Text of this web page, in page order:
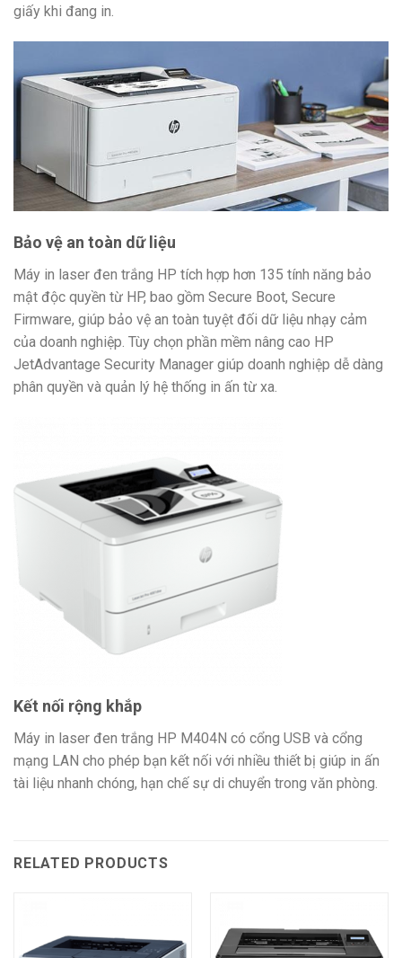
giấy khi đang in.
Bảo vệ an toàn dữ liệu
Máy in laser đen trắng HP tích hợp hơn 135 tính năng bảo
mật độc quyền từ HP, bao gồm Secure Boot, Secure
Firmware, giúp bảo vệ an toàn tuyệt đối dữ liệu nhạy cảm
của doanh nghiệp. Tùy chọn phần mềm nâng cao HP
JetAdvantage Security Manager giúp doanh nghiệp dễ dàng
phân quyền và quản lý hệ thống in ấn từ xa.
Kết nối rộng khắp
Máy in laser đen trắng HP M404N có cổng USB và cổng
mạng LAN cho phép bạn kết nối với nhiều thiết bị giúp in ấn
tài liệu nhanh chóng, hạn chế sự di chuyển trong văn phòng.
RELATED PRODUCTS